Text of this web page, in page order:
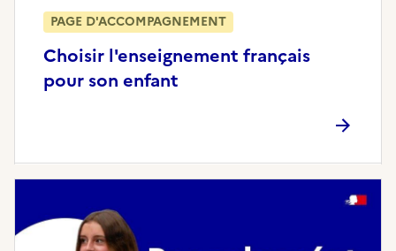
Choisir l'enseignement français
pour son enfant
PAGE D'ACCOMPAGNEMENT